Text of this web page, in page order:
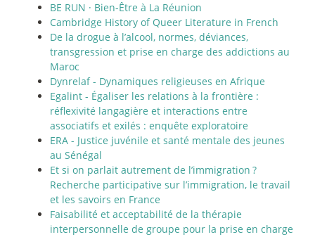
BE RUN · Bien-Être à La Réunion
Cambridge History of Queer Literature in French
De la drogue à l’alcool, normes, déviances,
transgression et prise en charge des addictions au
Maroc
Dynrelaf - Dynamiques religieuses en Afrique
Egalint - Égaliser les relations à la frontière :
réflexivité langagière et interactions entre
associatifs et exilés : enquête exploratoire
ERA - Justice juvénile et santé mentale des jeunes
au Sénégal
Et si on parlait autrement de l’immigration ?
Recherche participative sur l’immigration, le travail
et les savoirs en France
Faisabilité et acceptabilité de la thérapie
interpersonnelle de groupe pour la prise en charge